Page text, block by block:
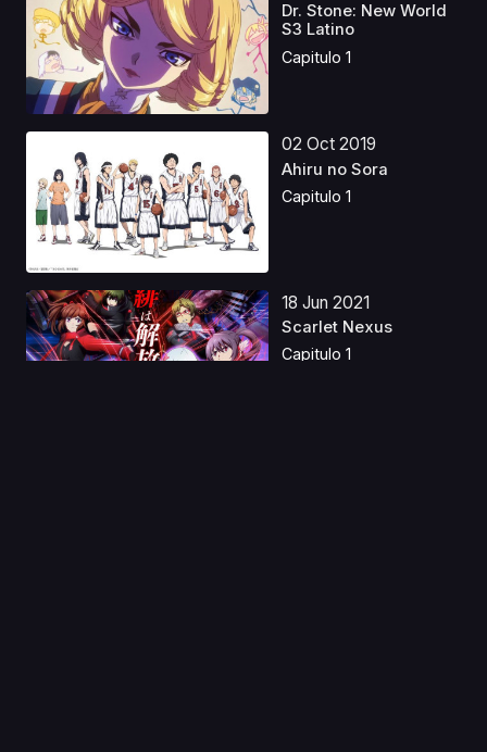
Dr. Stone: New World
S3 Latino
Capitulo 1
02 Oct 2019
Ahiru no Sora
Capitulo 1
18 Jun 2021
Scarlet Nexus
Capitulo 1